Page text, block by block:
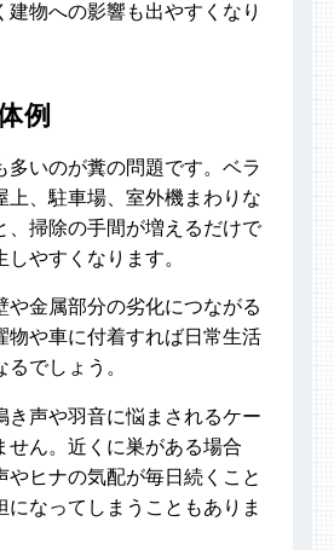
建物への影響も出やすくなり
例
多いのが糞の問題です。ベラ
上、駐車場、室外機まわりな
、掃除の手間が増えるだけで
やすくなります。
や金属部分の劣化につながる
物や車に付着すれば日常生活
でしょう。
き声や羽音に悩まされるケー
せん。近くに巣がある場合
やヒナの気配が毎日続くこと
になってしまうこともありま